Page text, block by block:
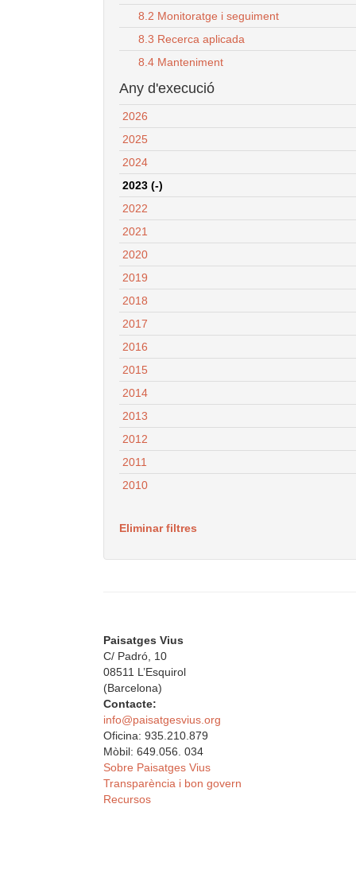
8.2 Monitoratge i seguiment
8.3 Recerca aplicada
8.4 Manteniment
Any d'execució
2026
2025
2024
2023 (-)
2022
2021
2020
2019
2018
2017
2016
2015
2014
2013
2012
2011
2010
Eliminar filtres
Paisatges Vius
C/ Padró, 10
08511 L’Esquirol
(Barcelona)
Contacte:
info@paisatgesvius.org
Oficina: 935.210.879
Mòbil: 649.056. 034
Sobre Paisatges Vius
Transparència i bon govern
Recursos